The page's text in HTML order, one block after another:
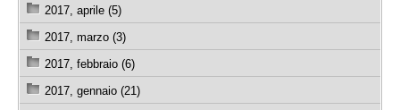
2017, aprile (5)
2017, marzo (3)
2017, febbraio (6)
2017, gennaio (21)